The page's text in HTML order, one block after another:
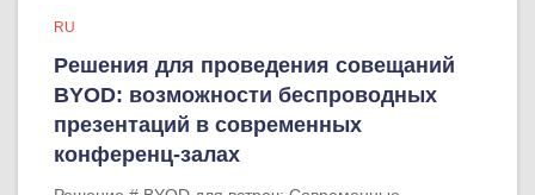
RU
Решения для проведения совещаний
BYOD: возможности беспроводных
презентаций в современных
конференц-залах